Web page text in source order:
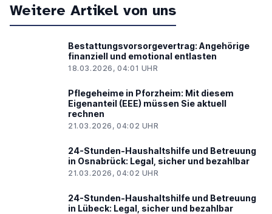
Weitere Artikel von uns
Bestattungsvorsorgevertrag: Angehörige
finanziell und emotional entlasten
18.03.2026, 04:01 UHR
Pflegeheime in Pforzheim: Mit diesem
Eigenanteil (EEE) müssen Sie aktuell
rechnen
21.03.2026, 04:02 UHR
24-Stunden-Haushaltshilfe und Betreuung
in Osnabrück: Legal, sicher und bezahlbar
21.03.2026, 04:02 UHR
24-Stunden-Haushaltshilfe und Betreuung
in Lübeck: Legal, sicher und bezahlbar